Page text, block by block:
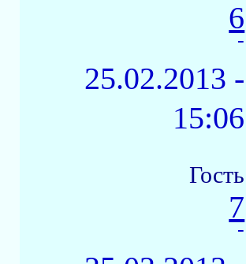
6
-
25.02.2013 -
15:06
Гость
7
-